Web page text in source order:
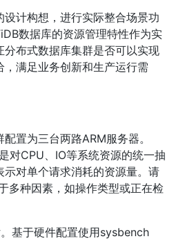
计构想，进行实际整合场景功
数据库的资源管理特性作为实
分布式数据库集群是否可以实现
满足业务创新和生产运行需
置为三台两路ARM服务器。
对CPU、IO等系统资源的统一抽
示对单个请求消耗的资源量。请
多种因素，如操作类型或正在检
。基于硬件配置使用sysbench